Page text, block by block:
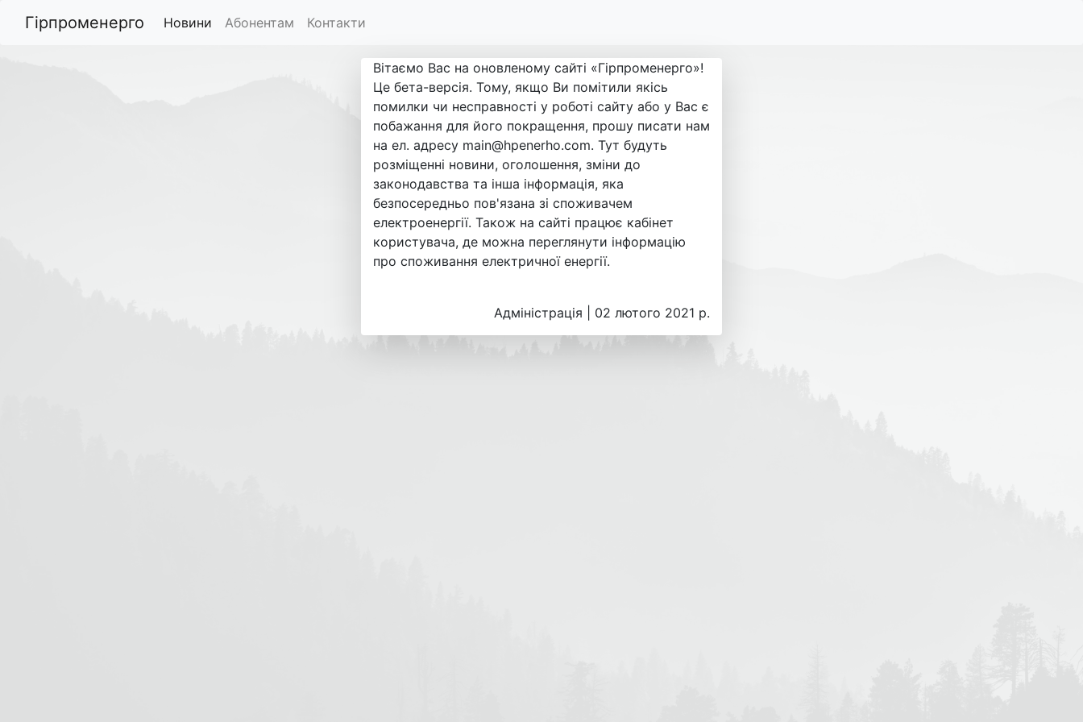
Гірпроменерго Новини Абонентам Контакти
Вітаємо Вас на оновленому сайті «Гірпроменерго»!
Це бета-версія. Тому, якщо Ви помітили якісь
помилки чи несправності у роботі сайту або у Вас є
побажання для його покращення, прошу писати нам
на ел. адресу main@hpenerho.com. Тут будуть
розміщенні новини, оголошення, зміни до
законодавства та інша інформація, яка
безпосередньо пов'язана зі споживачем
електроенергії. Також на сайті працює кабінет
користувача, де можна переглянути інформацію
про споживання електричної енергії.
Адміністрація | 02 лютого 2021 р.